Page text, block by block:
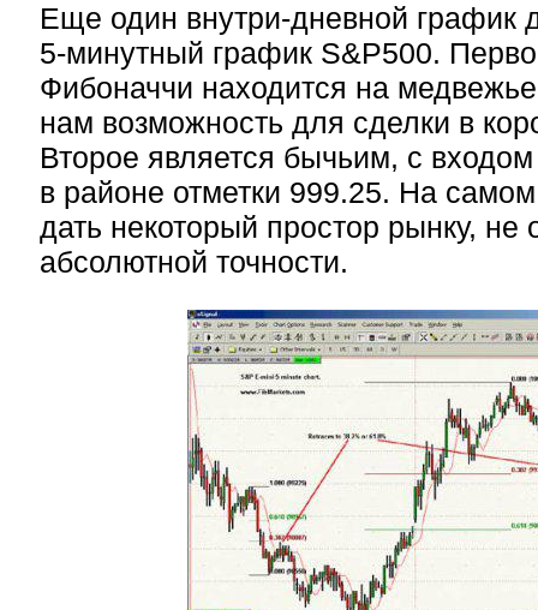
Еще один внутри-дневной график
5-минутный график S&P500.
Фибоначчи находится на
нам возможность для сделки в
Второе является бычьим, с
в районе отметки 999.25. На
дать некоторый простор рынку,
абсолютной точности.